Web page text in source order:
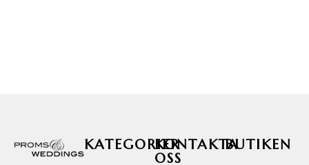
BUTIKEN
KONTAKTA
OSS
KATEGORIER